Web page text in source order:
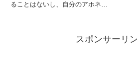
ることはないし、自分のアホネタ
ない。（昨日も気合入ってなかっ
たけど、結局日記２本書いてしま
スポンサーリ